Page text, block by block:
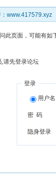
www.417579.xyz
此页面，可能有如
,请先登录论坛
登录
用户名
密 码
隐身登录